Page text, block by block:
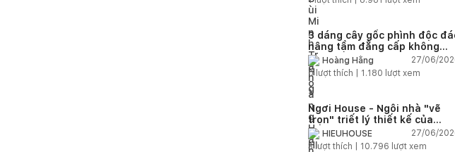
3 dáng cây gốc phình độc
nâng tầm đẳng cấp không
gian sống
Hoàng Hằng
27/06/
0lượt thích | 1.180 lượt xem
Ngơi House - Ngôi nhà "vẽ
trọn" triết lý thiết kế của
HIEUHOUSE
HIEUHOUSE
27/06/
3lượt thích | 10.796 lượt xem